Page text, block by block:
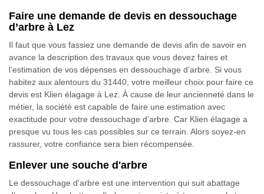
Faire une demande de devis en dessouchage
d’arbre à Lez
Il faut que vous fassiez une demande de devis afin de savoir en
avance la description des travaux que vous devez faires et
l’estimation de vos dépenses en dessouchage d’arbre. Si vous
habitez aux alentours du 31440, votre meilleur choix pour faire ce
devis est Klien élagage à Lez. À cause de leur ancienneté dans le
métier, la société est capable de faire une estimation avec
exactitude pour votre dessouchage d’arbre. Car Klien élagage a
presque vu tous les cas possibles sur ce terrain. Alors soyez-en
rassurer, votre confiance sera bien récompensée.
Enlever une souche d'arbre
Le dessouchage d'arbre est une intervention qui suit abattage